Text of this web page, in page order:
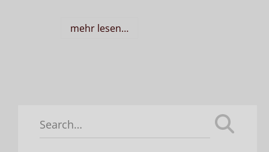
mehr lesen…
for: